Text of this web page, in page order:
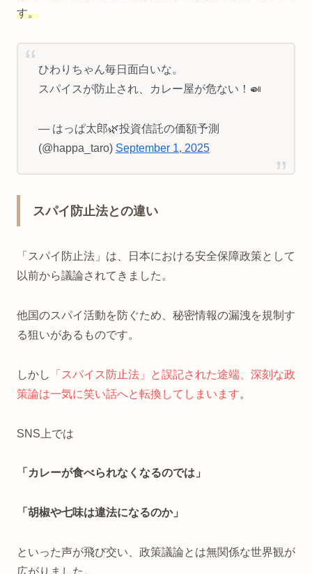
す。
ひわりちゃん毎日面白いな。
スパイスが防止され、カレー屋が危ない！🍛
— はっぱ太郎🌿投資信託の価額予測
(@happa_taro) September 1, 2025
スパイ防止法との違い
「スパイ防止法」は、日本における安全保障政策として
以前から議論されてきました。
他国のスパイ活動を防ぐため、秘密情報の漏洩を規制す
る狙いがあるものです。
しかし
「スパイス防止法」と誤記された途端、深刻な政
策論は一気に笑い話へと転換してしまいます。
SNS上では
「カレーが食べられなくなるのでは」
「胡椒や七味は違法になるのか」
といった声が飛び交い、政策議論とは無関係な世界観が
広がりました。